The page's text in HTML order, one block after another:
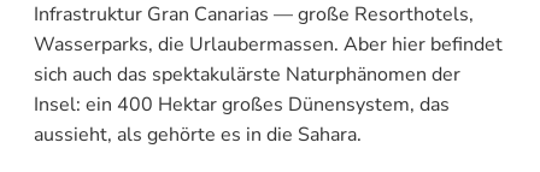
Infrastruktur Gran Canarias — große Resorthotels,
Wasserparks, die Urlaubermassen. Aber hier befindet
sich auch das spektakulärste Naturphänomen der
Insel: ein 400 Hektar großes Dünensystem, das
aussieht, als gehörte es in die Sahara.